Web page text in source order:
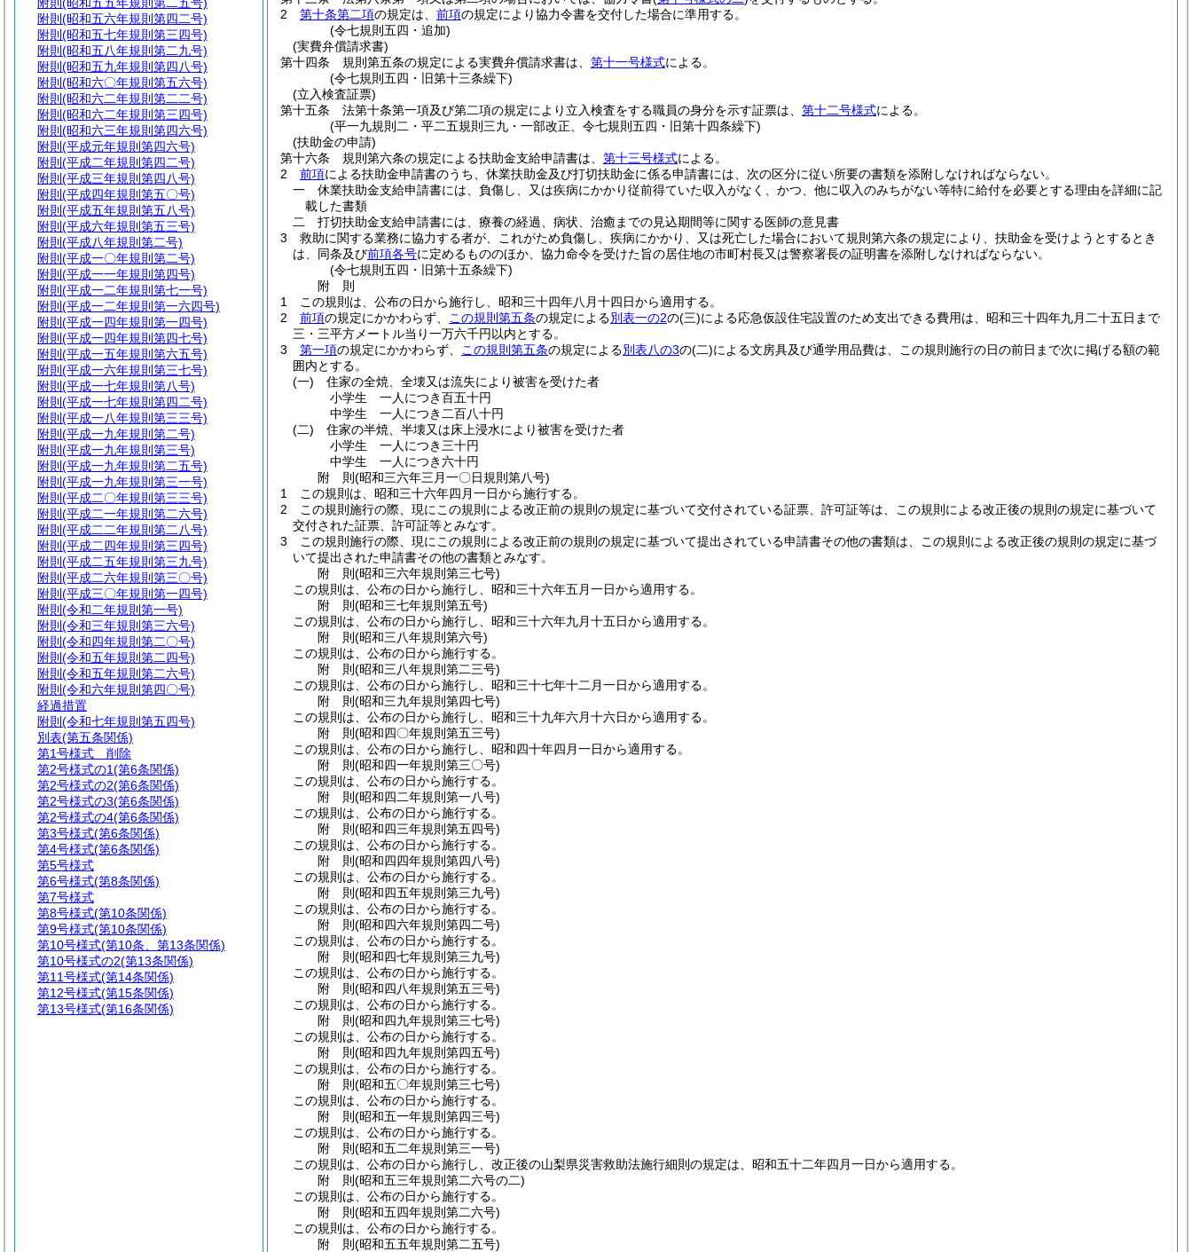
2
第十条第二項の規定は、 前項の規定により協力令書を交付した場合に準用する。
(令七規則五四・追加)
(実費弁償請求書)
第十四条
規則第五条の規定による実費弁償請求書は、 第十一号様式による。
(令七規則五四・旧第十三条繰下)
(立入検査証票)
第十五条
法第十条第一項及び第二項の規定により立入検査をする職員の身分を示す証票は、 第十二号様式による。
(平一九規則二・平二五規則三九・一部改正、令七規則五四・旧第十四条繰下)
(扶助金の申請)
第十六条
規則第六条の規定による扶助金支給申請書は、 第十三号様式による。
2
前項による扶助金申請書のうち、休業扶助金及び打切扶助金に係る申請書には、次の区分に従い所要の書類を添附しなければならない。
一
休業扶助金支給申請書には、負傷し、又は疾病にかかり従前得ていた収入がなく、かつ、他に収入のみちがない等特に給付を必要とする理由を詳細に記
載した書類
二
打切扶助金支給申請書には、療養の経過、病状、治癒までの見込期間等に関する医師の意見書
3
救助に関する業務に協力する者が、これがため負傷し、疾病にかかり、又は死亡した場合において規則第六条の規定により、扶助金を受けようとするとき
は、同条及び前項各号に定めるもののほか、協力命令を受けた旨の居住地の市町村長又は警察署長の証明書を添附しなければならない。
(令七規則五四・旧第十五条繰下)
附 則
1
この規則は、公布の日から施行し、昭和三十四年八月十四日から適用する。
2
前項の規定にかかわらず、 この規則第五条の規定による別表一の2の(三)による応急仮設住宅設置のため支出できる費用は、昭和三十四年九月二十五日まで
三・三平方メートル当り一万六千円以内とする。
3
第一項の規定にかかわらず、 この規則第五条の規定による別表八の3の(二)による文房具及び通学用品費は、この規則施行の日の前日まで次に掲げる額の範
囲内とする。
(一) 住家の全焼、全壊又は流失により被害を受けた者
小学生 一人につき百五十円
中学生 一人につき二百八十円
(二) 住家の半焼、半壊又は床上浸水により被害を受けた者
小学生 一人につき三十円
中学生 一人につき六十円
附 則(昭和三六年三月一〇日規則第八号)
1
この規則は、昭和三十六年四月一日から施行する。
2
この規則施行の際、現にこの規則による改正前の規則の規定に基づいて交付されている証票、許可証等は、この規則による改正後の規則の規定に基づいて
交付された証票、許可証等とみなす。
3
この規則施行の際、現にこの規則による改正前の規則の規定に基づいて提出されている申請書その他の書類は、この規則による改正後の規則の規定に基づ
いて提出された申請書その他の書類とみなす。
附 則(昭和三六年規則第三七号)
この規則は、公布の日から施行し、昭和三十六年五月一日から適用する。
附 則(昭和三七年規則第五号)
この規則は、公布の日から施行し、昭和三十六年九月十五日から適用する。
附 則(昭和三八年規則第六号)
この規則は、公布の日から施行する。
附 則(昭和三八年規則第二三号)
この規則は、公布の日から施行し、昭和三十七年十二月一日から適用する。
附 則(昭和三九年規則第四七号)
この規則は、公布の日から施行し、昭和三十九年六月十六日から適用する。
附 則(昭和四〇年規則第五三号)
この規則は、公布の日から施行し、昭和四十年四月一日から適用する。
附 則(昭和四一年規則第三〇号)
この規則は、公布の日から施行する。
附 則(昭和四二年規則第一八号)
この規則は、公布の日から施行する。
附 則(昭和四三年規則第五四号)
この規則は、公布の日から施行する。
附 則(昭和四四年規則第四八号)
この規則は、公布の日から施行する。
附 則(昭和四五年規則第三九号)
この規則は、公布の日から施行する。
附 則(昭和四六年規則第四二号)
この規則は、公布の日から施行する。
附 則(昭和四七年規則第三九号)
この規則は、公布の日から施行する。
附 則(昭和四八年規則第五三号)
この規則は、公布の日から施行する。
附 則(昭和四九年規則第三七号)
この規則は、公布の日から施行する。
附 則(昭和四九年規則第四五号)
この規則は、公布の日から施行する。
附 則(昭和五〇年規則第三七号)
この規則は、公布の日から施行する。
附 則(昭和五一年規則第四三号)
この規則は、公布の日から施行する。
附 則(昭和五二年規則第三一号)
この規則は、公布の日から施行し、改正後の山梨県災害救助法施行細則の規定は、昭和五十二年四月一日から適用する。
附 則(昭和五三年規則第二六号の二)
この規則は、公布の日から施行する。
附 則(昭和五四年規則第二六号)
この規則は、公布の日から施行する。
附 則(昭和五五年規則第二五号)
附則 (昭和五六年規則第四二号)
附則 (昭和五七年規則第三四号)
附則 (昭和五八年規則第二九号)
附則 (昭和五九年規則第四八号)
附則 (昭和六〇年規則第五六号)
附則 (昭和六二年規則第二二号)
附則 (昭和六二年規則第三四号)
附則 (昭和六三年規則第四六号)
附則 (平成元年規則第四六号)
附則 (平成二年規則第四二号)
附則 (平成三年規則第四八号)
附則 (平成四年規則第五〇号)
附則 (平成五年規則第五八号)
附則 (平成六年規則第五三号)
附則 (平成八年規則第二号)
附則 (平成一〇年規則第二号)
附則 (平成一一年規則第四号)
附則 (平成一二年規則第七一号)
附則 (平成一二年規則第一六四号)
附則 (平成一四年規則第一四号)
附則 (平成一四年規則第四七号)
附則 (平成一五年規則第六五号)
附則 (平成一六年規則第三七号)
附則 (平成一七年規則第八号)
附則 (平成一七年規則第四二号)
附則 (平成一八年規則第三三号)
附則 (平成一九年規則第二号)
附則 (平成一九年規則第三号)
附則 (平成一九年規則第二五号)
附則 (平成一九年規則第三一号)
附則 (平成二〇年規則第三三号)
附則 (平成二一年規則第二六号)
附則 (平成二二年規則第二八号)
附則 (平成二四年規則第三四号)
附則 (平成二五年規則第三九号)
附則 (平成二六年規則第三〇号)
附則 (平成三〇年規則第一四号)
附則 (令和二年規則第一号)
附則 (令和三年規則第三六号)
附則 (令和四年規則第二〇号)
附則 (令和五年規則第二四号)
附則 (令和五年規則第二六号)
附則 (令和六年規則第四〇号)
経過措置
附則 (令和七年規則第五四号)
別表(第五条関係)
第1号様式 削除
第2号様式の1(第6条関係)
第2号様式の2(第6条関係)
第2号様式の3(第6条関係)
第2号様式の4(第6条関係)
第3号様式(第6条関係)
第4号様式(第6条関係)
第5号様式
第6号様式(第8条関係)
第7号様式
第8号様式(第10条関係)
第9号様式(第10条関係)
第10号様式(第10条、第13条関係)
第10号様式の2(第13条関係)
第11号様式(第14条関係)
第12号様式(第15条関係)
第13号様式(第16条関係)